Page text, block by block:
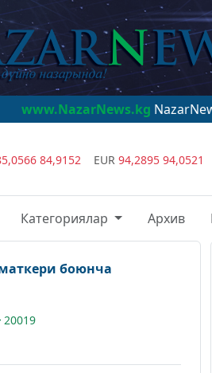
NazarNews - дүйнө
84,9152 EUR 94,2895 94,0521
Категориялар Архив
боюнча
20019